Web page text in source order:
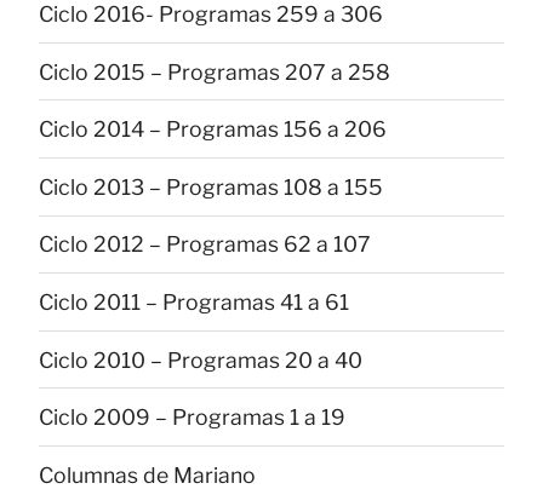
Ciclo 2016- Programas 259 a 306
Ciclo 2015 – Programas 207 a 258
Ciclo 2014 – Programas 156 a 206
Ciclo 2013 – Programas 108 a 155
Ciclo 2012 – Programas 62 a 107
Ciclo 2011 – Programas 41 a 61
Ciclo 2010 – Programas 20 a 40
Ciclo 2009 – Programas 1 a 19
Columnas de Mariano